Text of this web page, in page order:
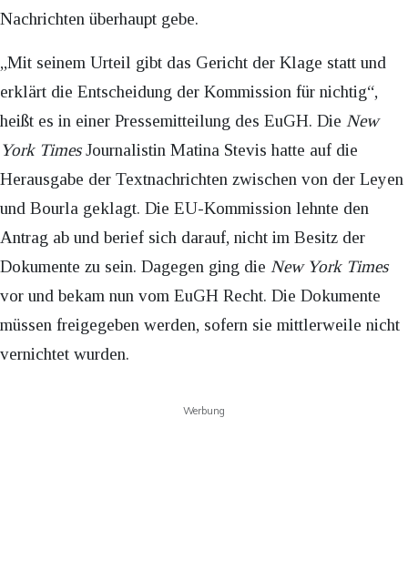
Nachrichten überhaupt gebe.
„Mit seinem Urteil gibt das Gericht der Klage statt und
erklärt die Entscheidung der Kommission für nichtig“,
heißt es in einer Pressemitteilung des EuGH. Die New
York TimesJournalistin Matina Stevis hatte auf die
Herausgabe der Textnachrichten zwischen von der Leyen
und Bourla geklagt. Die EU-Kommission lehnte den
Antrag ab und berief sich darauf, nicht im Besitz der
Dokumente zu sein. Dagegen ging die New York Times
vor und bekam nun vom EuGH Recht. Die Dokumente
müssen freigegeben werden, sofern sie mittlerweile nicht
vernichtet wurden.
Werbung